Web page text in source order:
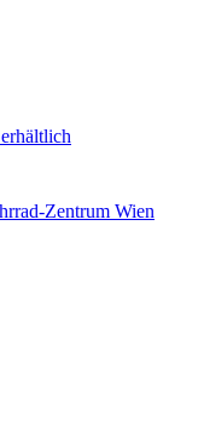
Zentrum Wien